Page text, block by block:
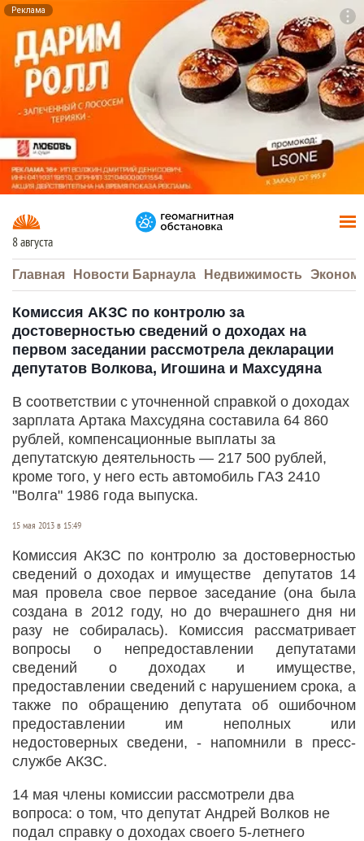
Реклама
8 августа
Главная Новости Барнаула Недвижимость
Комиссия АКЗС по контролю за
достоверностью сведений о доходах на
первом заседании рассмотрела декларации
депутатов Волкова, Игошина и Махсудяна
В соответствии с уточненной справкой о доходах
зарплата Артака Махсудяна составила 64 860
рублей, компенсационные выплаты за
депутатскую деятельность — 217 500 рублей,
кроме того, у него есть автомобиль ГАЗ 2410
"Волга" 1986 года выпуска.
15 мая 2013 в 15:49
Комиссия АКЗС по контролю за достоверностью
сведений о доходах и имуществе депутатов 14
мая провела свое первое заседание (она была
создана в 2012 году, но до вчерашнего дня ни
разу не собиралась). Комиссия рассматривает
вопросы о непредоставлении депутатами
сведений о доходах и имуществе,
предоставлении сведений с нарушением срока, а
также по обращению депутата об ошибочном
предоставлении им неполных или
недостоверных сведени, - напомнили в пресс-
службе АКЗС.
14 мая члены комиссии рассмотрели два
вопроса: о том, что депутат Андрей Волков не
подал справку о доходах своего 5-летнего